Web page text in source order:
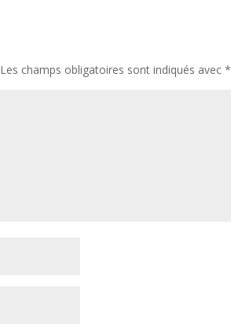
Les champs obligatoires sont indiqués avec*